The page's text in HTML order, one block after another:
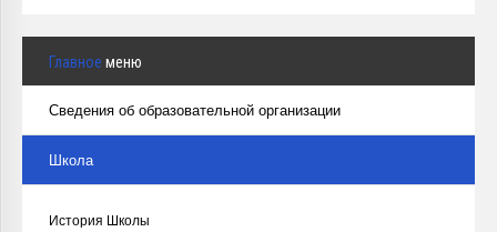
Главное меню
Сведения об образовательной организации
Школа
История Школы